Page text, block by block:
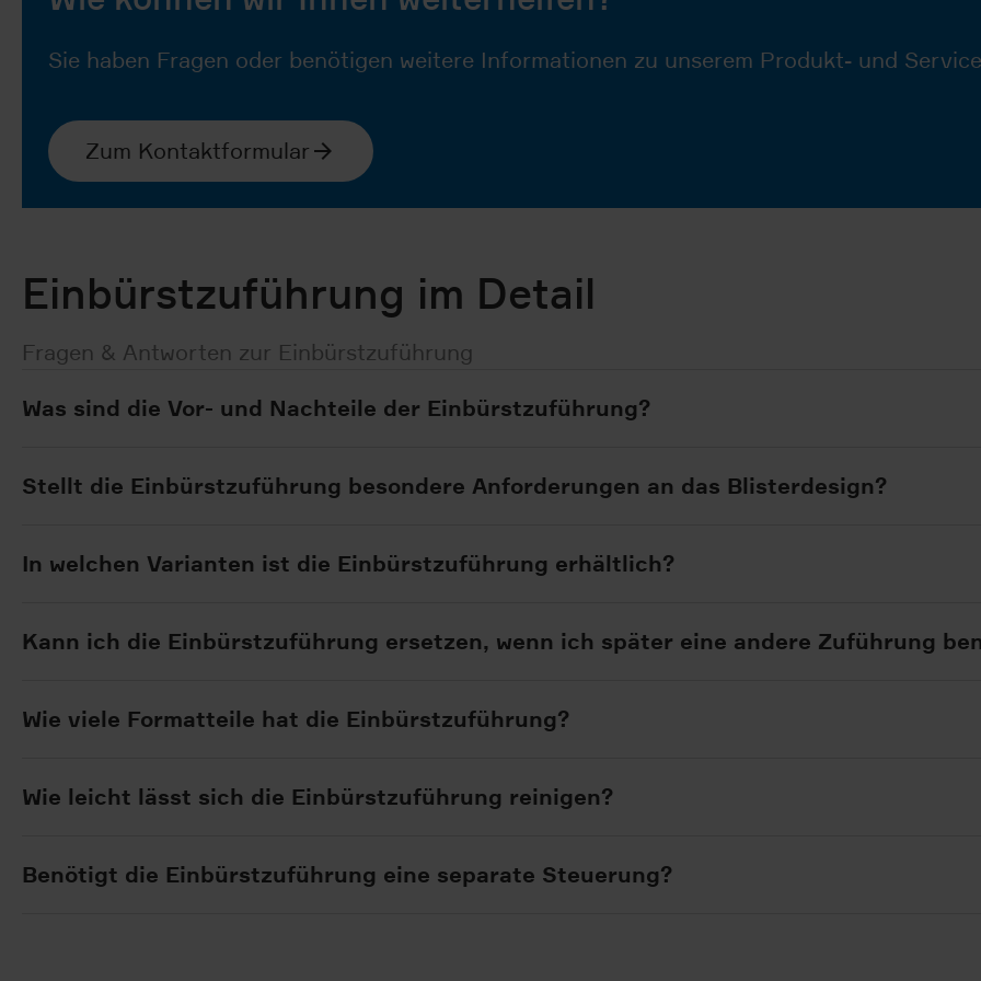
Sie haben Fragen oder benötigen weitere Informationen zu unserem Produkt- und
Zum Kontaktformular
Einbürstzuführung im Detail
Fragen & Antworten zur Einbürstzuführung
Was sind die Vor- und Nachteile der Einbürstzuführung?
Stellt die Einbürstzuführung besondere Anforderungen an das Blisterdesign?
In welchen Varianten ist die Einbürstzuführung erhältlich?
Kann ich die Einbürstzuführung ersetzen, wenn ich später eine andere Zuführung
Wie viele Formatteile hat die Einbürstzuführung?
Wie leicht lässt sich die Einbürstzuführung reinigen?
Benötigt die Einbürstzuführung eine separate Steuerung?